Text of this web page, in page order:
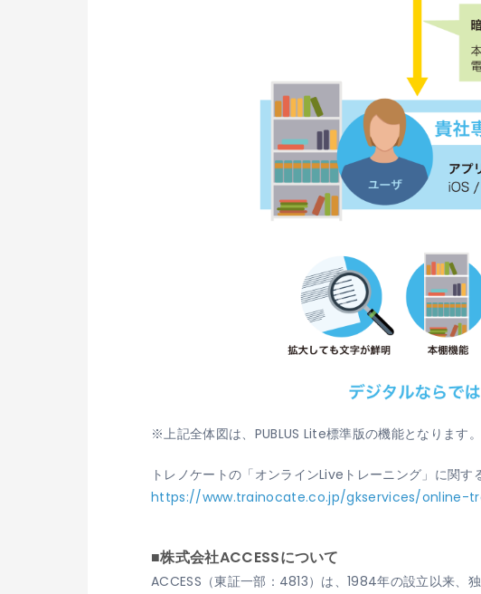
※上記全体図は、PUBLUS Lite標準版の機能となります。
トレノケートの「オンラインLiveトレーニング」に関す
https://www.trainocate.co.jp/gkservices/online-
■株式会社ACCESSについて
ACCESS（東証一部：4813）は、1984年の設立以来、